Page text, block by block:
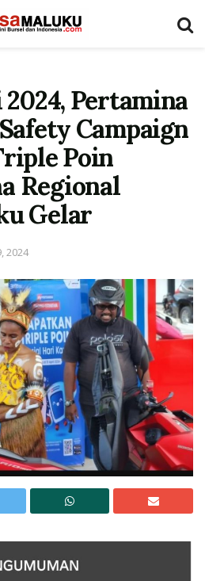
Pertamina
Campaign
Poin
Regional
Gelar
2024